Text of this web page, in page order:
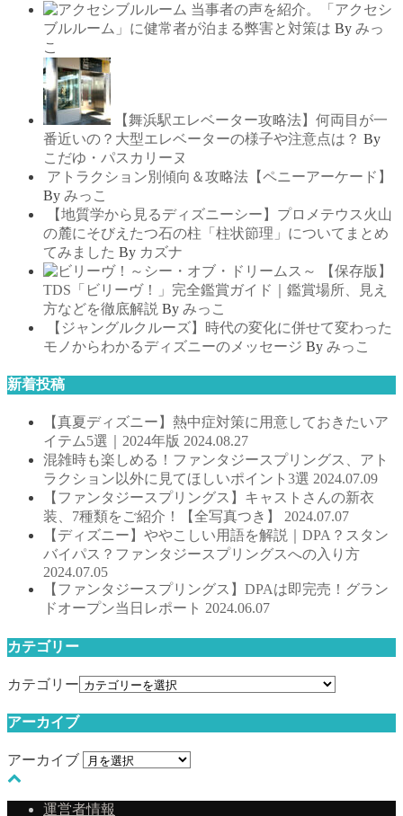
当事者の声を紹介。「アクセシ
ブルルーム」に健常者が泊まる弊害と対策は By みっ
こ
【舞浜駅エレベーター攻略法】何両目が一
番近いの？大型エレベーターの様子や注意点は？ By
こだゆ・パスカリーヌ
アトラクション別傾向＆攻略法【ペニーアーケード】
By みっこ
【地質学から見るディズニーシー】プロメテウス火山
の麓にそびえたつ石の柱「柱状節理」についてまとめ
てみました By カズナ
【保存版】
TDS「ビリーヴ！」完全鑑賞ガイド｜鑑賞場所、見え
方などを徹底解説 By みっこ
【ジャングルクルーズ】時代の変化に併せて変わった
モノからわかるディズニーのメッセージ By みっこ
新着投稿
【真夏ディズニー】熱中症対策に用意しておきたいア
イテム5選｜2024年版 2024.08.27
混雑時も楽しめる！ファンタジースプリングス、アト
ラクション以外に見てほしいポイント3選 2024.07.09
【ファンタジースプリングス】キャストさんの新衣
装、7種類をご紹介！【全写真つき】 2024.07.07
【ディズニー】ややこしい用語を解説｜DPA？スタン
バイパス？ファンタジースプリングスへの入り方
2024.07.05
【ファンタジースプリングス】DPAは即完売！グラン
ドオープン当日レポート 2024.06.07
カテゴリー
カテゴリー
アーカイブ
アーカイブ
運営者情報